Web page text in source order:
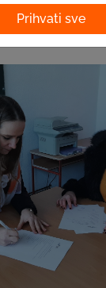
Prihvati sve